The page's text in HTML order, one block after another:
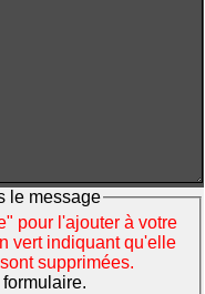
le message
pour l'ajouter à votre
vert indiquant qu'elle
supprimées.